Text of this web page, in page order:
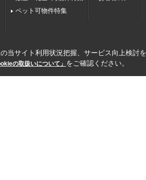
ペット可物件特集
当サイト利用状況把握、サービス向上検討
の取扱いについて」 をご確認ください。